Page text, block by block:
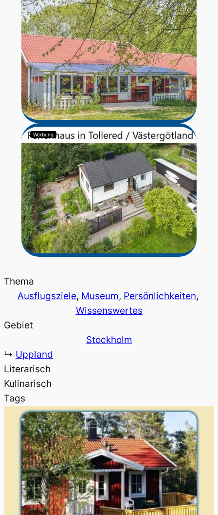
Werbung
Thema
Ausflugsziele, Museum, Persönlichkeiten
Wissenswertes
Gebiet
Stockholm
↳ Uppland
Literarisch
Kulinarisch
Tags